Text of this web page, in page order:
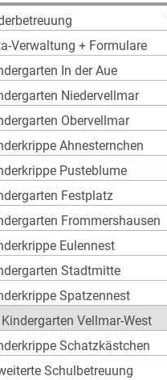
Verwaltung + Formulare
In der Aue
Niedervellmar
Obervellmar
Ahnesternchen
Pusteblume
Festplatz
Frommershausen
Eulennest
Stadtmitte
Spatzennest
Kindergarten Vellmar-West
Schatzkästchen
Schulbetreuung